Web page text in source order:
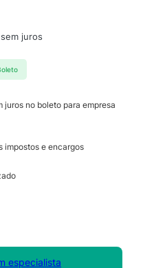
sem juros
no boleto para empresa
impostos e encargos
especialista